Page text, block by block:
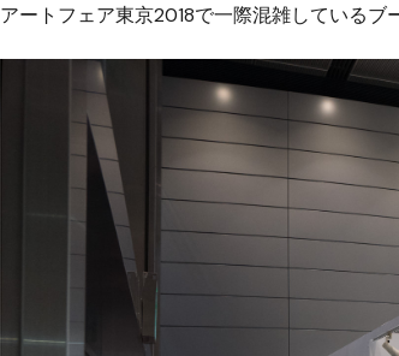
アートフェア東京2018で一際混雑しているブ